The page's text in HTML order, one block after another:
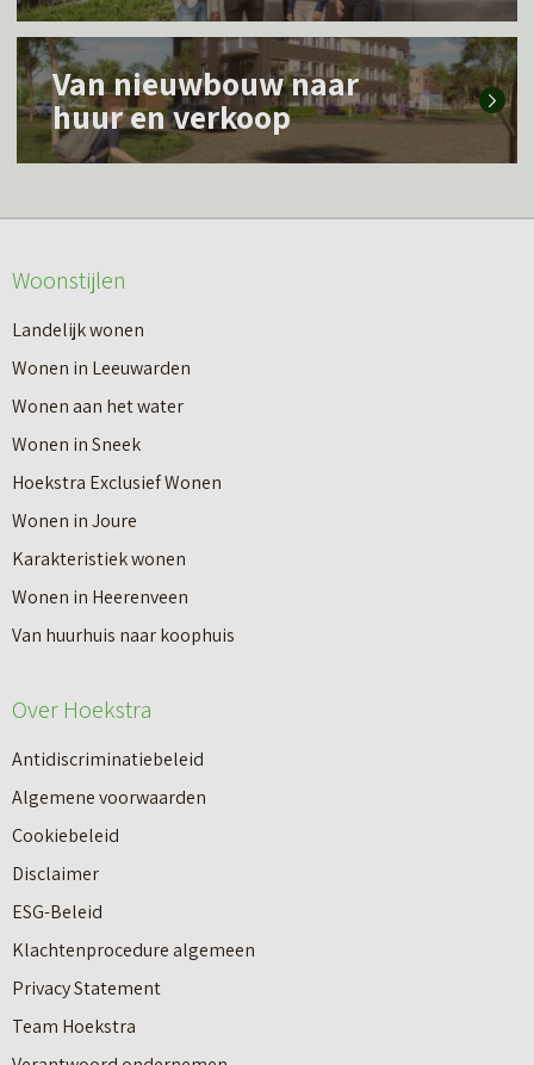
s
m
e
o
e
r
I
n
8
s
t
a
p
p
n
n
a
a
r
e
e
n
n
i
L
e
s
e
o
v
e
r
V
a
n
n
e
Van nieuwbouw naar
huur en verkoop
Woonstijlen
Landelijk wonen
Wonen in Leeuwarden
Wonen aan het water
Wonen in Sneek
Hoekstra Exclusief Wonen
Wonen in Joure
Karakteristiek wonen
Wonen in Heerenveen
Van huurhuis naar koophuis
Over Hoekstra
Antidiscriminatiebeleid
Algemene voorwaarden
Cookiebeleid
Disclaimer
ESG-Beleid
Klachtenprocedure algemeen
Privacy Statement
Team Hoekstra